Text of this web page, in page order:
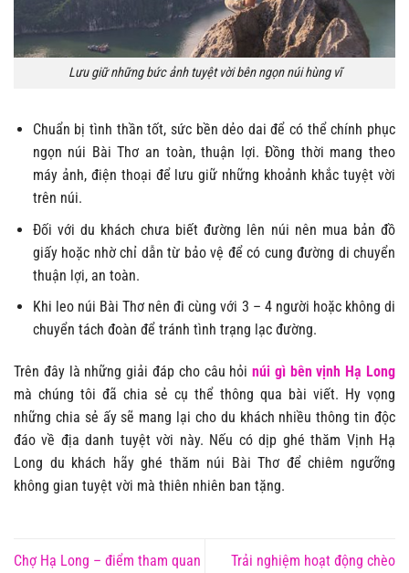
Lưu giữ những bức ảnh tuyệt vời bên ngọn núi hùng vĩ
Chuẩn bị tình thần tốt, sức bền dẻo dai để có thể chính phục
ngọn núi Bài Thơ an toàn, thuận lợi. Đồng thời mang theo
máy ảnh, điện thoại để lưu giữ những khoảnh khắc tuyệt vời
trên núi.
Đối với du khách chưa biết đường lên núi nên mua bản đồ
giấy hoặc nhờ chỉ dẫn từ bảo vệ để có cung đường di chuyển
thuận lợi, an toàn.
Khi leo núi Bài Thơ nên đi cùng với 3 – 4 người hoặc không di
chuyển tách đoàn để tránh tình trạng lạc đường.
Trên đây là những giải đáp cho câu hỏinúi gì bên vịnh Hạ Long
mà chúng tôi đã chia sẻ cụ thể thông qua bài viết. Hy vọng
những chia sẻ ấy sẽ mang lại cho du khách nhiều thông tin độc
đáo về địa danh tuyệt vời này. Nếu có dịp ghé thăm Vịnh Hạ
Long du khách hãy ghé thăm núi Bài Thơ để chiêm ngưỡng
không gian tuyệt vời mà thiên nhiên ban tặng.
Chợ Hạ Long – điểm tham quan
Trải nghiệm hoạt động chèo